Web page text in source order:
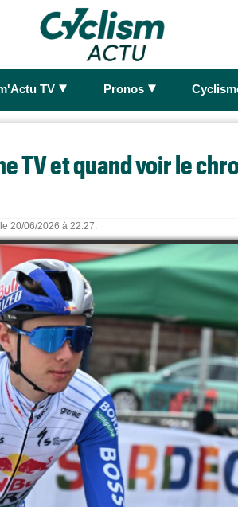
TV ► Pronos ►
TV et quand voir le
20/06/2026 à 22:27.